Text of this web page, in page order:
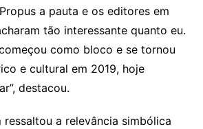
a pauta e os editores em
tão interessante quanto eu.
como bloco e se tornou
e cultural em 2019, hoje
destacou.
ressaltou a relevância simbólica